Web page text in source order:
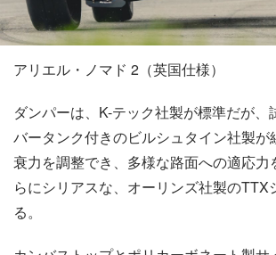
アリエル・ノマド 2（英国仕様）
ダンパーは、K-テック社製が標準だが、
バータンク付きのビルシュタイン社製が
衰力を調整でき、多様な路面への適応力
らにシリアスな、オーリンズ社製のTTX
る。